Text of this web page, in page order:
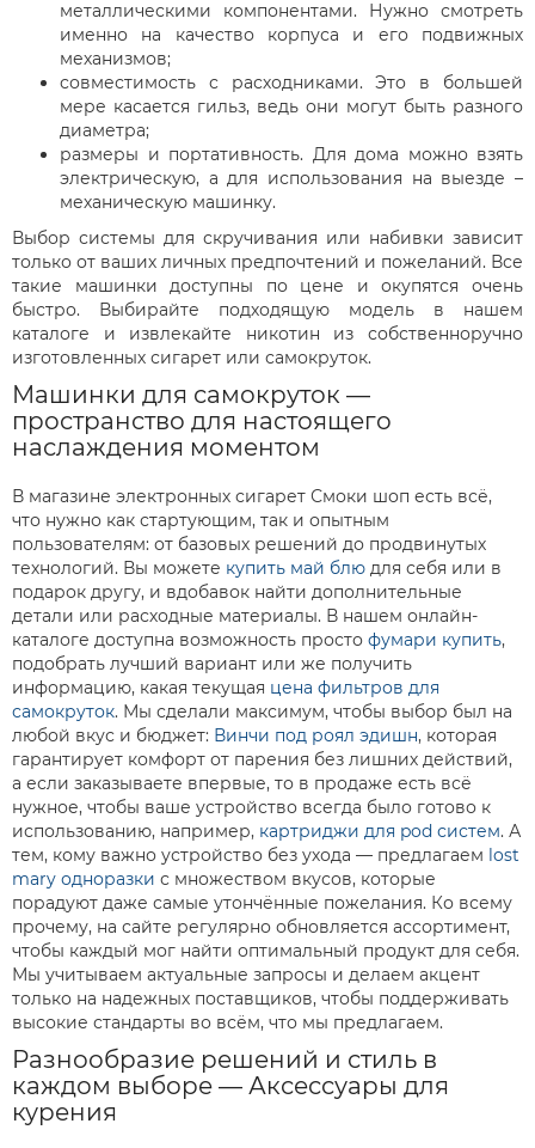
металлическими компонентами. Нужно смотреть
именно на качество корпуса и его подвижных
механизмов;
совместимость с расходниками. Это в большей
мере касается гильз, ведь они могут быть разного
диаметра;
размеры и портативность. Для дома можно взять
электрическую, а для использования на выезде –
механическую машинку.
Выбор системы для скручивания или набивки зависит
только от ваших личных предпочтений и пожеланий. Все
такие машинки доступны по цене и окупятся очень
быстро. Выбирайте подходящую модель в нашем
каталоге и извлекайте никотин из собственноручно
изготовленных сигарет или самокруток.
Машинки для самокруток —
пространство для настоящего
наслаждения моментом
В магазине электронных сигарет Смоки шоп есть всё,
что нужно как стартующим, так и опытным
пользователям: от базовых решений до продвинутых
технологий. Вы можете купить май блю для себя или в
подарок другу, и вдобавок найти дополнительные
детали или расходные материалы. В нашем онлайн-
каталоге доступна возможность просто фумари купить,
подобрать лучший вариант или же получить
информацию, какая текущая цена фильтров для
самокруток. Мы сделали максимум, чтобы выбор был на
любой вкус и бюджет: Винчи под роял эдишн, которая
гарантирует комфорт от парения без лишних действий,
а если заказываете впервые, то в продаже есть всё
нужное, чтобы ваше устройство всегда было готово к
использованию, например, картриджи для pod систем. А
тем, кому важно устройство без ухода — предлагаем lost
mary одноразки с множеством вкусов, которые
порадуют даже самые утончённые пожелания. Ко всему
прочему, на сайте регулярно обновляется ассортимент,
чтобы каждый мог найти оптимальный продукт для себя.
Мы учитываем актуальные запросы и делаем акцент
только на надежных поставщиков, чтобы поддерживать
высокие стандарты во всём, что мы предлагаем.
Разнообразие решений и стиль в
каждом выборе — Аксессуары для
курения